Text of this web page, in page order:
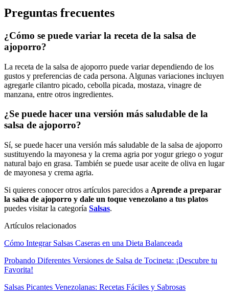
Preguntas frecuentes
¿Cómo se puede variar la receta de la salsa de
ajoporro?
La receta de la salsa de ajoporro puede variar dependiendo de los
gustos y preferencias de cada persona. Algunas variaciones incluyen
agregarle cilantro picado, cebolla picada, mostaza, vinagre de
manzana, entre otros ingredientes.
¿Se puede hacer una versión más saludable de la
salsa de ajoporro?
Sí, se puede hacer una versión más saludable de la salsa de ajoporro
sustituyendo la mayonesa y la crema agria por yogur griego o yogur
natural bajo en grasa. También se puede usar aceite de oliva en lugar
de mayonesa y crema agria.
Si quieres conocer otros artículos parecidos a Aprende a preparar
la salsa de ajoporro y dale un toque venezolano a tus platos
puedes visitar la categoría Salsas.
Artículos relacionados
Cómo Integrar Salsas Caseras en una Dieta Balanceada
Probando Diferentes Versiones de Salsa de Tocineta: ¡Descubre tu
Favorita!
Salsas Picantes Venezolanas: Recetas Fáciles y Sabrosas